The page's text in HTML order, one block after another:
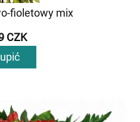
fioletowy mix
CZK